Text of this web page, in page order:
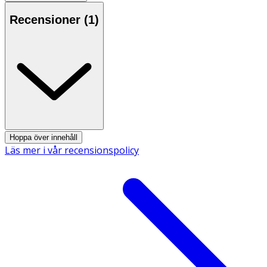
- Large.
Innehåll
Polypropylen, elastomer.
Recensioner (1)
Hoppa över innehåll
Läs mer i vår recensionspolicy